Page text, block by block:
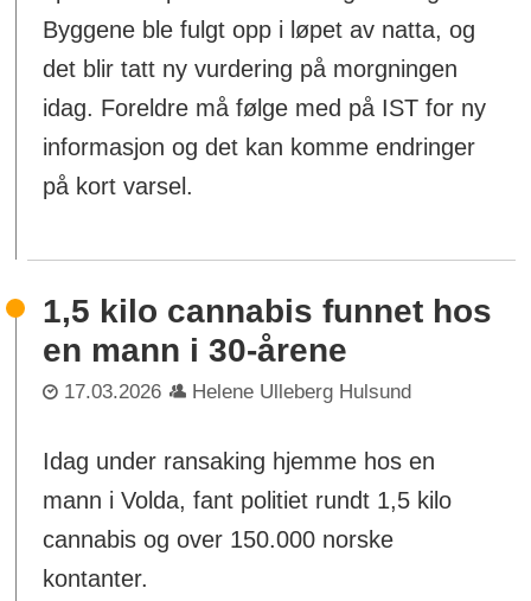
Byggene ble fulgt opp i løpet av natta, og
det blir tatt ny vurdering på morgningen
idag. Foreldre må følge med på IST for ny
informasjon og det kan komme endringer
på kort varsel.
1,5 kilo cannabis funnet hos
en mann i 30-årene
17.03.2026 Helene Ulleberg Hulsund
Idag under ransaking hjemme hos en
mann i Volda, fant politiet rundt 1,5 kilo
cannabis og over 150.000 norske
kontanter.